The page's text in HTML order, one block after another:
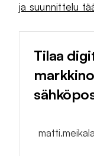
ja suunnittelu
Tilaa